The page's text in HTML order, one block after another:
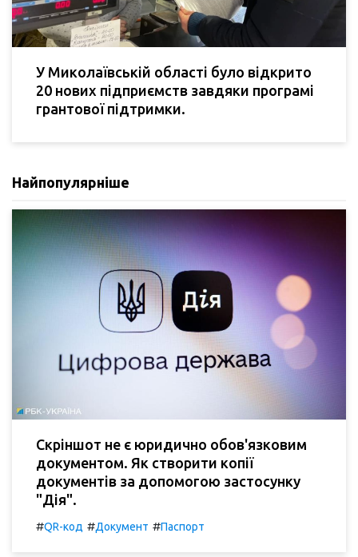
У Миколаївській області було відкрито
20 нових підприємств завдяки програмі
грантової підтримки.
Найпопулярніше
Скріншот не є юридично обов'язковим
документом. Як створити копії
документів за допомогою застосунку
"Дія".
#QR-код #Документ #Паспорт